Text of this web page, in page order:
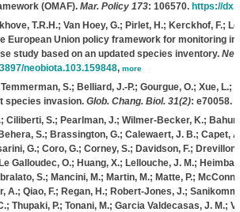
(OMAF). Mar. Policy 173: 106570. https://
T.R.H.; Van Hoey, G.; Pirlet, H.; Kerckhof, F.;
European Union policy framework for monitoring
study based on an updated species inventory.
neobiota.103.159848, more
S.; Belliard, J.-P.; Gourgue, O.; Xue, L.;
species invasion. Glob. Chang. Biol. 31(2): e70058.
Ciliberti, S.; Pearlman, J.; Wilmer-Becker, K.;
S.; Brassington, G.; Calewaert, J. B.; Capet,
G.; Coro, G.; Corney, S.; Davidson, F.;
Galloudec, O.; Huang, X.; Lellouche, J. M.;
S.; Mancini, M.; Martin, M.; Matte, P.;
A.; Qiao, F.; Regan, H.; Robert-Jones, J.;
Thupaki, P.; Tonani, M.; Garcia Valdecasas, J. M.;